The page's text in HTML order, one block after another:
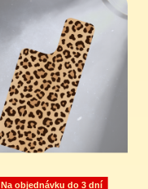
Na objednávku do 3 dní